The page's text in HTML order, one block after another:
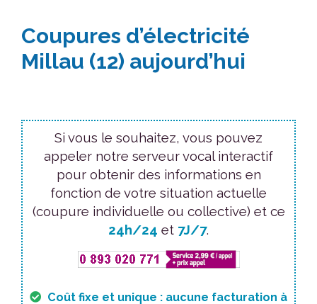
Coupures d’électricité
Millau (12) aujourd’hui
Si vous le souhaitez, vous pouvez
appeler notre serveur vocal interactif
pour obtenir des informations en
fonction de votre situation actuelle
(coupure individuelle ou collective) et ce
24h/24 et 7J/7.
Coût fixe et unique : aucune facturation à